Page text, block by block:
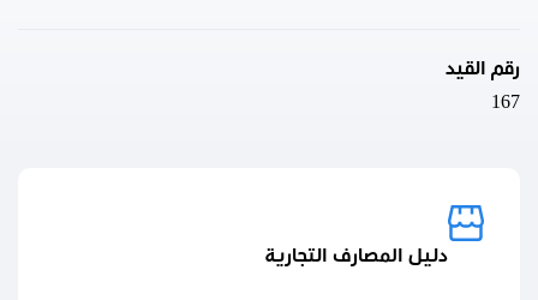
رقم القيد
167
دليل المصارف التجارية